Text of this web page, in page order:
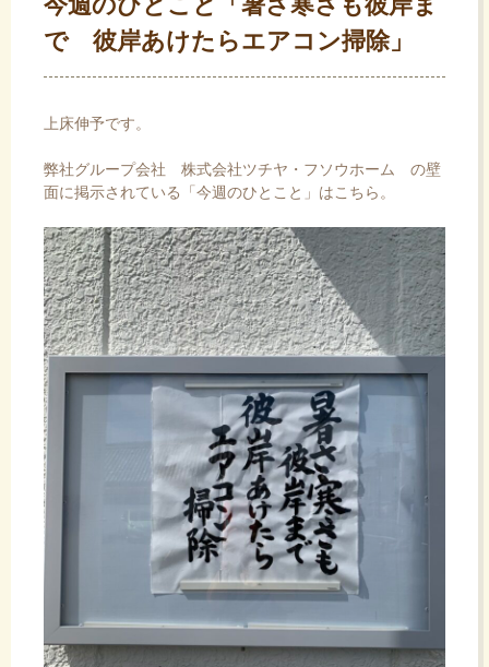
で 彼岸あけたらエアコン掃除」
上床伸予です。
弊社グループ会社 株式会社ツチヤ・フソウホーム
の壁
面に掲示されている「今週のひとこと」はこちら。